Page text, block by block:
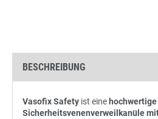
BESCHREIBUNG
Vasofix Safety ist eine hochwertige
Sicherheitsvenenverweilkanüle